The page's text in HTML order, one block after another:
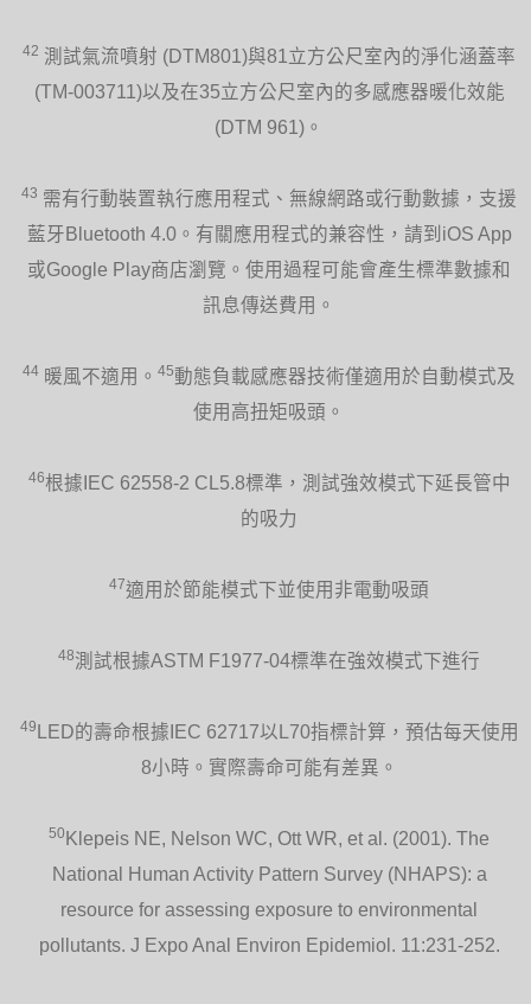
42 測試氣流噴射 (DTM801)與81立方公尺室內的淨化涵蓋率
(TM-003711)以及在35立方公尺室內的多感應器暖化效能
(DTM 961)。
43 需有行動裝置執行應用程式、無線網路或行動數據，支援
藍牙Bluetooth 4.0。有關應用程式的兼容性，請到iOS App
或Google Play商店瀏覽。使用過程可能會產生標準數據和
訊息傳送費用。
44 暖風不適用。 45動態負載感應器技術僅適用於自動模式及
使用高扭矩吸頭。
46根據IEC 62558-2 CL5.8標準，測試強效模式下延長管中
的吸力
47適用於節能模式下並使用非電動吸頭
48測試根據ASTM F1977-04標準在強效模式下進行
49
LED的壽命根據IEC 62717以L70指標計算，預估每天使用
8小時。實際壽命可能有差異。
50 Klepeis NE, Nelson WC, Ott WR, et al. (2001). The
National Human Activity Pattern Survey (NHAPS): a
resource for assessing exposure to environmental
pollutants. J Expo Anal Environ Epidemiol. 11:231-252.